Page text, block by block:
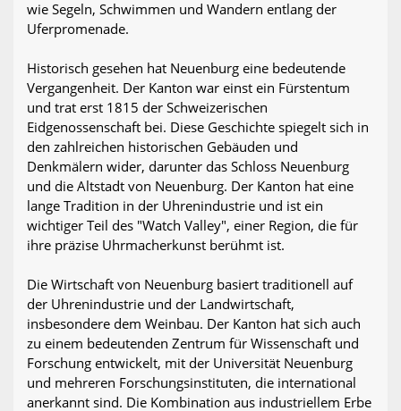
wie Segeln, Schwimmen und Wandern entlang der
Uferpromenade.
Historisch gesehen hat Neuenburg eine bedeutende
Vergangenheit. Der Kanton war einst ein Fürstentum
und trat erst 1815 der Schweizerischen
Eidgenossenschaft bei. Diese Geschichte spiegelt sich in
den zahlreichen historischen Gebäuden und
Denkmälern wider, darunter das Schloss Neuenburg
und die Altstadt von Neuenburg. Der Kanton hat eine
lange Tradition in der Uhrenindustrie und ist ein
wichtiger Teil des "Watch Valley", einer Region, die für
ihre präzise Uhrmacherkunst berühmt ist.
Die Wirtschaft von Neuenburg basiert traditionell auf
der Uhrenindustrie und der Landwirtschaft,
insbesondere dem Weinbau. Der Kanton hat sich auch
zu einem bedeutenden Zentrum für Wissenschaft und
Forschung entwickelt, mit der Universität Neuenburg
und mehreren Forschungsinstituten, die international
anerkannt sind. Die Kombination aus industriellem Erbe